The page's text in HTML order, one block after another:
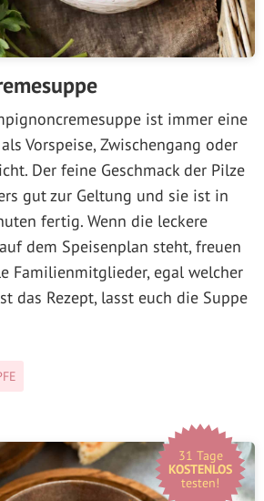
ist immer eine
Vorspeise, Zwischengang oder
Der feine Geschmack der Pilze
gut zur Geltung und sie ist in
fertig. Wenn die leckere
dem Speisenplan steht, freuen
Familienmitglieder, egal welcher
das Rezept, lasst euch die Suppe
31 Tage
KOSTENLOS
testen!